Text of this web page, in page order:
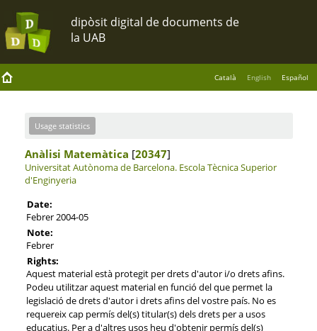
Català English Español
Usage statistics
Anàlisi Matemàtica [20347]
Universitat Autònoma de Barcelona. Escola Tècnica Superior
d'Enginyeria
Date:
Febrer 2004-05
Note:
Febrer
Rights:
Aquest material està protegit per drets d'autor i/o drets afins.
Podeu utilitzar aquest material en funció del que permet la
legislació de drets d'autor i drets afins del vostre país. No es
requereix cap permís del(s) titular(s) dels drets per a usos
educatius. Per a d'altres usos heu d'obtenir permís del(s)